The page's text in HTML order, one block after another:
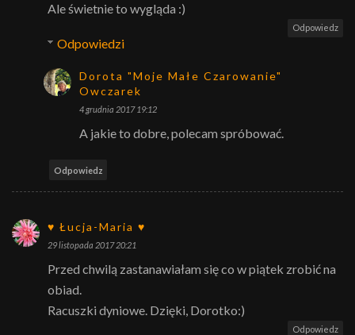
Ale świetnie to wygląda :)
Odpowiedz
Odpowiedzi
Dorota "Moje Małe Czarowanie"
Owczarek
4 grudnia 2017 19:12
A jakie to dobre, polecam spróbować.
Odpowiedz
♥ Łucja-Maria ♥
29 listopada 2017 20:21
Przed chwilą zastanawiałam się co w piątek zrobić na
obiad.
Racuszki dyniowe. Dzięki, Dorotko:)
Odpowiedz